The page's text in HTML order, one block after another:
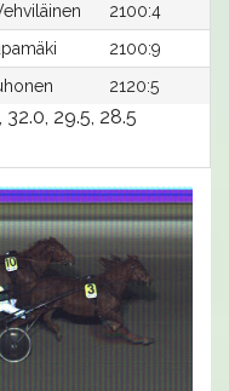
2100:4
2100:9
2120:5
29.5, 28.5